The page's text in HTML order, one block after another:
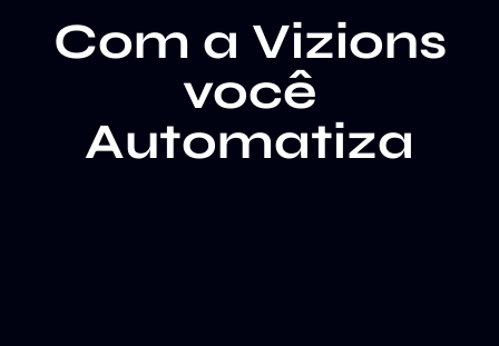
Com a Vizions
você
Automatiza